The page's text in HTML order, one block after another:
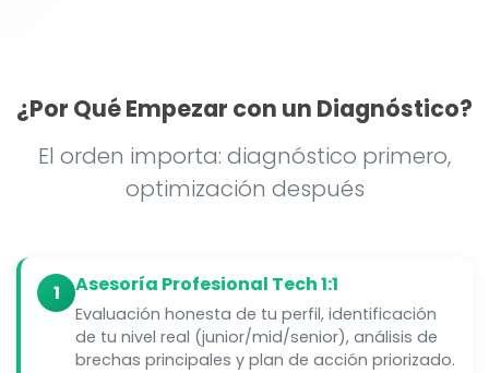
¿Por Qué Empezar con un Diagnóstico?
El orden importa: diagnóstico primero,
optimización después
1 Asesoría Profesional Tech 1:1
Evaluación honesta de tu perfil, identificación
de tu nivel real (junior/mid/senior), análisis de
brechas principales y plan de acción priorizado.